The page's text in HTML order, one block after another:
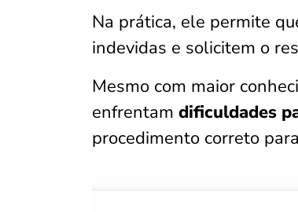
Na prática, ele permite
indevidas e solicitem o
Mesmo com maior
enfrentam dificuldades
procedimento correto